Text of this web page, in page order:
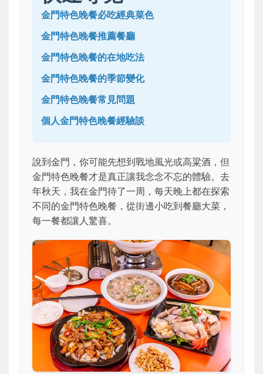
金門特色晚餐必吃經典菜色
金門特色晚餐推薦餐廳
金門特色晚餐的在地吃法
金門特色晚餐的季節變化
金門特色晚餐常見問題
個人金門特色晚餐經驗談
說到金門，你可能先想到戰地風光或高粱酒，但
金門特色晚餐才是真正讓我念念不忘的體驗。去
年秋天，我在金門待了一周，每天晚上都在探索
不同的金門特色晚餐，從街邊小吃到餐廳大菜，
每一餐都讓人驚喜。